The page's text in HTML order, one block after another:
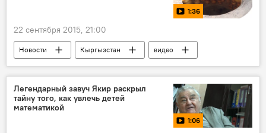
1:36
22 сентября 2015, 21:00
Новости Кыргызстан
видео
Общество
Легендарный завуч Якир раскрыл
тайну того, как увлечь детей
математикой
1:06